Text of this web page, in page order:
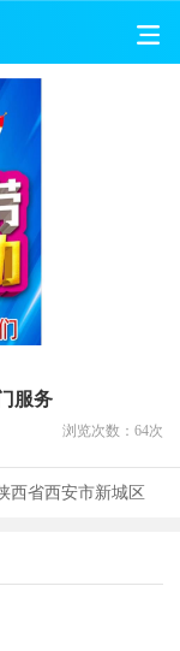
服务
浏览次数： 64次
西省西安市新城区